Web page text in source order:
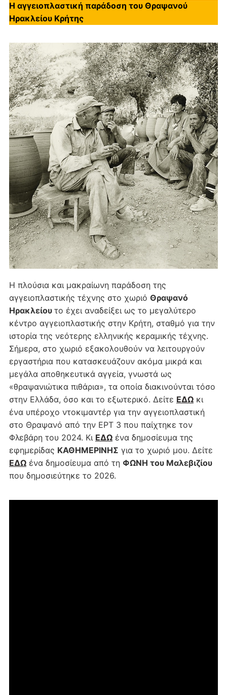
Η αγγειοπλαστική παράδοση του Θραψανού
Ηρακλείου Κρήτης
Η πλούσια και μακραίωνη παράδοση της
αγγειοπλαστικής τέχνης στο χωριό Θραψανό
Ηρακλείου το έχει αναδείξει ως το μεγαλύτερο
κέντρο αγγειοπλαστικής στην Κρήτη, σταθμό για την
ιστορία της νεότερης ελληνικής κεραμικής τέχνης.
Σήμερα, στο χωριό εξακολουθούν να λειτουργούν
εργαστήρια που κατασκευάζουν ακόμα μικρά και
μεγάλα αποθηκευτικά αγγεία, γνωστά ως
«θραψανιώτικα πιθάρια», τα οποία διακινούνται τόσο
στην Ελλάδα, όσο και το εξωτερικό. Δείτε ΕΔΩκι
ένα υπέροχο ντοκιμαντέρ για την αγγειοπλαστική
στο Θραψανό από την ΕΡΤ 3 που παίχτηκε τον
Φλεβάρη του 2024. Κι ΕΔΩένα δημοσίευμα της
εφημερίδας ΚΑΘΗΜΕΡΙΝΗΣ για το χωριό μου. Δείτε
ΕΔΩένα δημοσίευμα από τη ΦΩΝΗ του Μαλεβιζίου
που δημοσιεύτηκε το 2026.